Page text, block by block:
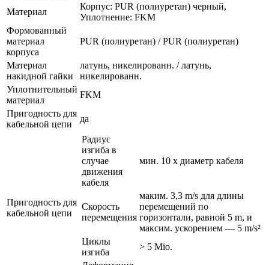
Материал
Корпус: PUR (полиуретан) черный,
Уплотнение: FKM
Формованный
материал
корпуса
PUR (полиуретан) / PUR (полиуретан)
Материал
накидной гайки
латунь, никелированн. / латунь,
никелированн.
Уплотнительный
материал
FKM
Пригодность для
кабельной цепи
да
Пригодность для
кабельной цепи
Радиус
изгиба в
случае
движения
кабеля
мин. 10 x диаметр кабеля
Скорость
перемещения
маким. 3,3 m/s для длины
перемещений по
горизонтали, равной 5 m, и
максим. ускорением — 5 m/s²
Циклы
изгиба
> 5 Mio.